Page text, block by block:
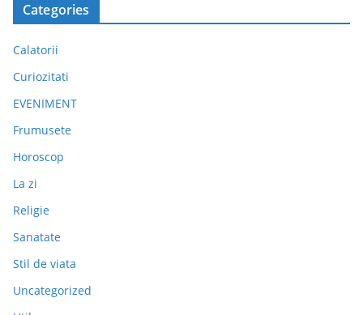
Categories
Calatorii
Curiozitati
EVENIMENT
Frumusete
Horoscop
La zi
Religie
Sanatate
Stil de viata
Uncategorized